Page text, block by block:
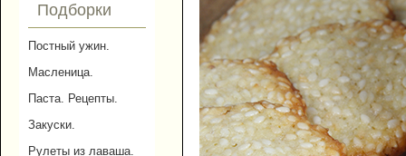
Подборки
Постный ужин.
Масленица.
Паста. Рецепты.
Закуски.
Рулеты из лаваша.